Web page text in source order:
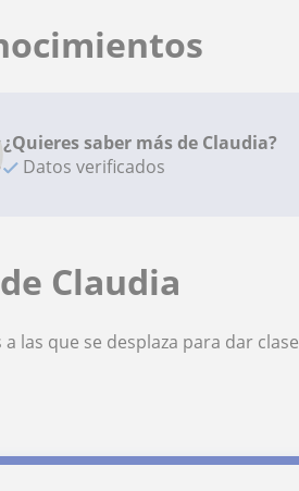
¿Quieres saber más de Claudia?
Datos verificados
Claudia
a las que se desplaza para dar clase